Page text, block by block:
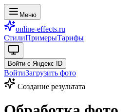
Меню
online-effects.ru
СтилиПримерыТарифы
Войти с Яндекс ID
ВойтиЗагрузить фото
Создание результата